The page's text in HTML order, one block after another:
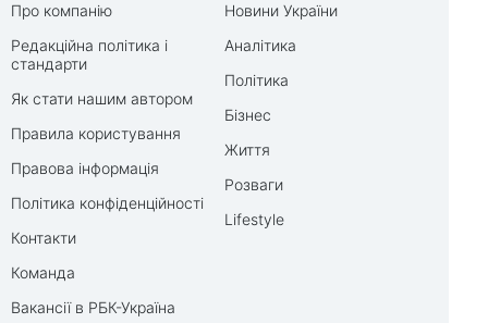
Про компанію
Редакційна політика і
стандарти
Як стати нашим автором
Правила користування
Правова інформація
Політика конфіденційності
Контакти
Команда
Вакансії в РБК-Україна
Новини України
Аналітика
Політика
Бізнес
Життя
Розваги
Lifestyle